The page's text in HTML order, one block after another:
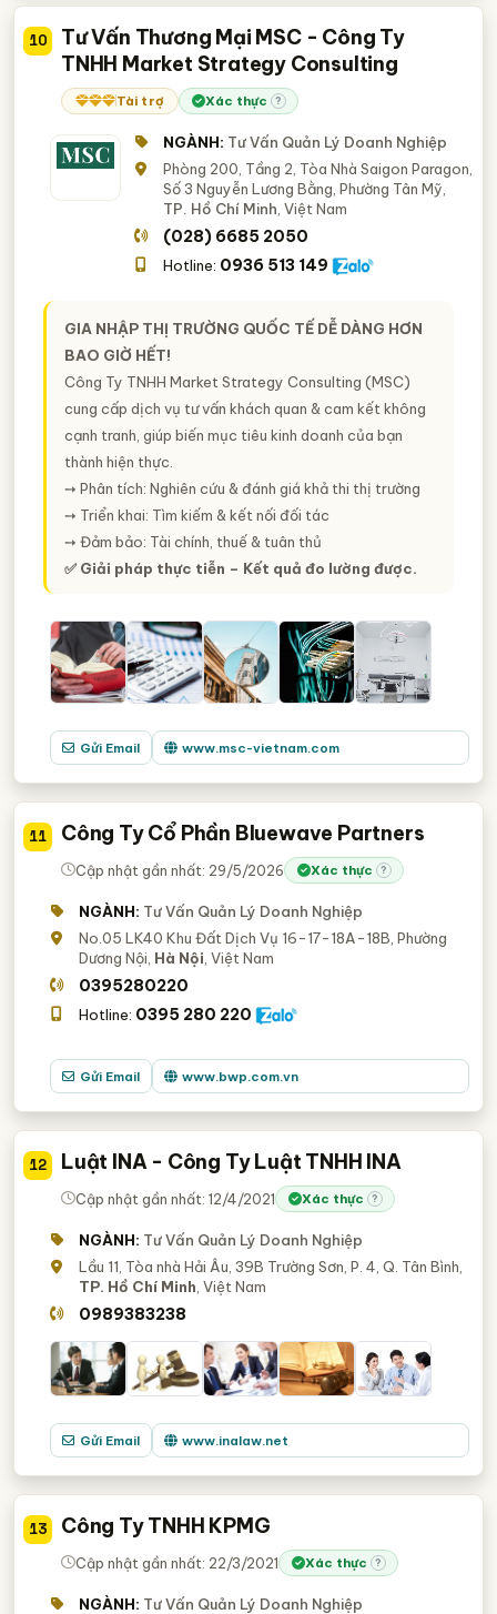
10
Tư Vấn Thương Mại MSC - Công Ty
TNHH Market Strategy Consulting
Tài trợ Xác thực ?
NGÀNH: Tư Vấn Quản Lý Doanh Nghiệp
Phòng 200, Tầng 2, Tòa Nhà Saigon Paragon,
Số 3 Nguyễn Lương Bằng, Phường Tân Mỹ,
TP. Hồ Chí Minh , Việt Nam
(028) 6685 2050
Hotline: 0936 513 149
GIA NHẬP THỊ TRƯỜNG QUỐC TẾ DỄ DÀNG HƠN
BAO GIỜ HẾT!
Công Ty TNHH Market Strategy Consulting (MSC)
cung cấp dịch vụ tư vấn khách quan & cam kết không
cạnh tranh, giúp biến mục tiêu kinh doanh của bạn
thành hiện thực.
➙ Phân tích: Nghiên cứu & đánh giá khả thi thị trường
➙ Triển khai: Tìm kiếm & kết nối đối tác
➙ Đảm bảo: Tài chính, thuế & tuân thủ
✅ Giải pháp thực tiễn – Kết quả đo lường được.
Gửi Email www.msc-vietnam.com
11 Công Ty Cổ Phần Bluewave Partners
Cập nhật gần nhất: 29/5/2026 Xác thực ?
NGÀNH: Tư Vấn Quản Lý Doanh Nghiệp
No.05 LK40 Khu Đất Dịch Vụ 16-17-18A-18B, Phường
Dương Nội, Hà Nội , Việt Nam
0395280220
Hotline: 0395 280 220
Gửi Email www.bwp.com.vn
12 Luật INA - Công Ty Luật TNHH INA
Cập nhật gần nhất: 12/4/2021 Xác thực ?
NGÀNH: Tư Vấn Quản Lý Doanh Nghiệp
Lầu 11, Tòa nhà Hải Âu, 39B Trường Sơn, P. 4, Q. Tân Bình,
TP. Hồ Chí Minh , Việt Nam
0989383238
Gửi Email www.inalaw.net
13 Công Ty TNHH KPMG
Cập nhật gần nhất: 22/3/2021 Xác thực ?
NGÀNH: Tư Vấn Quản Lý Doanh Nghiệp